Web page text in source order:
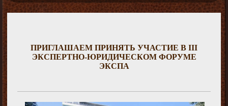
ПРИГЛАШАЕМ ПРИНЯТЬ УЧАСТИЕ В III
ЭКСПЕРТНО-ЮРИДИЧЕСКОМ ФОРУМЕ
ЭКСПА